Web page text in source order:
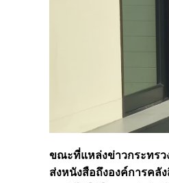
ขณะที่แหล่งข่าวกระทรว
ส่งหนังสือถึงองค์การคลั